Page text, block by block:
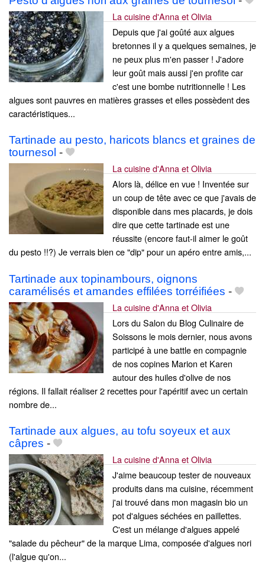
La cuisine d'Anna et Olivia
Depuis que j'ai goûté aux algues
bretonnes il y a quelques semaines, je
ne peux plus m'en passer ! J'adore
leur goût mais aussi j'en profite car
c'est une bombe nutritionnelle ! Les
algues sont pauvres en matières grasses et elles possèdent des
caractéristiques...
Tartinade au pesto, haricots blancs et graines de
tournesol -
La cuisine d'Anna et Olivia
Alors là, délice en vue ! Inventée sur
un coup de tête avec ce que j'avais de
disponible dans mes placards, je dois
dire que cette tartinade est une
réussite (encore faut-il aimer le goût
du pesto !!?) Je verrais bien ce "dip" pour un apéro entre amis,...
Tartinade aux topinambours, oignons
caramélisés et amandes effilées torréifiées -
La cuisine d'Anna et Olivia
Lors du Salon du Blog Culinaire de
Soissons le mois dernier, nous avons
participé à une battle en compagnie
de nos copines Marion et Karen
autour des huiles d'olive de nos
régions. Il fallait réaliser 2 recettes pour l'apéritif avec un certain
nombre de...
Tartinade aux algues, au tofu soyeux et aux
câpres -
La cuisine d'Anna et Olivia
J'aime beaucoup tester de nouveaux
produits dans ma cuisine, récemment
j'ai trouvé dans mon magasin bio un
pot d'algues séchées en paillettes.
C'est un mélange d'algues appelé
"salade du pêcheur" de la marque Lima, composée d'algues nori
(l'algue qu'on...